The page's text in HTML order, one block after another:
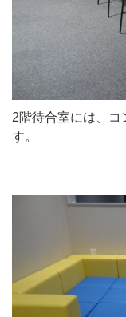
2階待合室には、コ
す。